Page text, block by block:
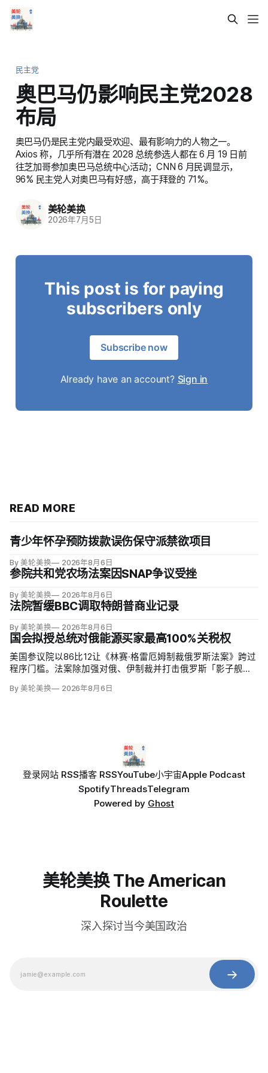
民主党
奥巴马仍影响民主党2028
布局
奥巴马仍是民主党内最受欢迎、最有影响力的人物之一。
Axios 称，几乎所有潜在 2028 总统参选人都在 6 月 19 日前
往芝加哥参加奥巴马总统中心活动；CNN 6 月民调显示，
96% 民主党人对奥巴马有好感，高于拜登的 71%。
美轮美换
2026年7月5日
This post is for paying
subscribers only
Subscribe now
Already have an account? Sign in
READ MORE
青少年怀孕预防拨款误伤保守派禁欲项目
By 美轮美换 2026年8月6日
参院共和党农场法案因SNAP争议受挫
By 美轮美换 2026年8月6日
法院暂缓BBC调取特朗普商业记录
By 美轮美换 2026年8月6日
国会拟授总统对俄能源买家最高100%关税权
美国参议院以86比12让《林赛·格雷厄姆制裁俄罗斯法案》跨过
程序门槛。法案除加强对俄、伊制裁并打击俄罗斯「影子舰
把俄罗斯原油或天然气五大进口方的税率在0至100%之间调
By 美轮美换 2026年8月6日
登录网站 RSS播客 RSSYouTube小宇宙Apple Podcast
SpotifyThreadsTelegram
Powered by Ghost
美轮美换 The American
Roulette
深入探讨当今美国政治